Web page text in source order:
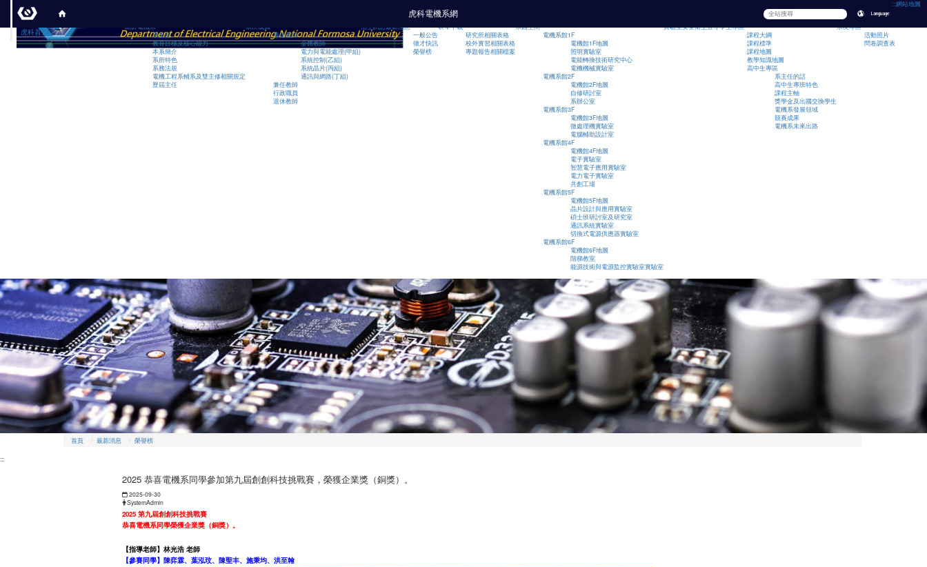
虎科首頁
虎科電機系網
:::網站地圖
Language
跳到主要內容
關於電機系
系主任
教育目標及核心能力
本系簡介
系所特色
系務法規
電機工程系輔系及雙主修相關規定
歷屆主任
系所成員
專任教師
全體教師
電力與電能處理(甲組)
系統控制(乙組)
系統晶片(丙組)
通訊與網路(丁組)
兼任教師
行政職員
退休教師
招生訊息 最新消息
一般公告
徵才快訊
榮譽榜
表單下載
研究所相關表格
校外實習相關表格
專題報告相關檔案
系館空間
電機系館1F
電機館1F地圖
照明實驗室
電能轉換技術研究中心
電機機械實驗室
電機系館2F
電機館2F地圖
自修研討室
系辦公室
電機系館3F
電機館3F地圖
微處理機實驗室
電腦輔助設計室
電機系館4F
電機館4F地圖
電子實驗室
智慧電子應用實驗室
電力電子實驗室
共創工場
電機系館5F
電機館5F地圖
晶片設計與應用實驗室
碩士班研討室及研究室
通訊系統實驗室
切換式電源供應器實驗室
電機系館6F
電機館6F地圖
階梯教室
能源技術與電源監控實驗室實驗室
實驗室安全衛生宣導學生專區
課程大綱
課程標準
課程地圖
教學知識地圖
高中生專區
系主任的話
高中生專班特色
課程主軸
獎學金及出國交換學生
電機系發展領域
競賽成果
電機系未來出路
系友專區
活動照片
問卷調查表
首頁 最新消息 榮譽榜
:::
2025 恭喜電機系同學參加第九屆創創科技挑戰賽，榮獲企業獎（銅獎）。
日期：
2025-09-30
發布者：
SystemAdmin
2025 第九屆創創科技挑戰賽
恭喜電機系同學榮獲企業獎（銅獎）。
【指導老師】林光浩 老師
【參賽同學】陳弈霖、葉泓玟、陳聖丰、施秉均、洪至翰